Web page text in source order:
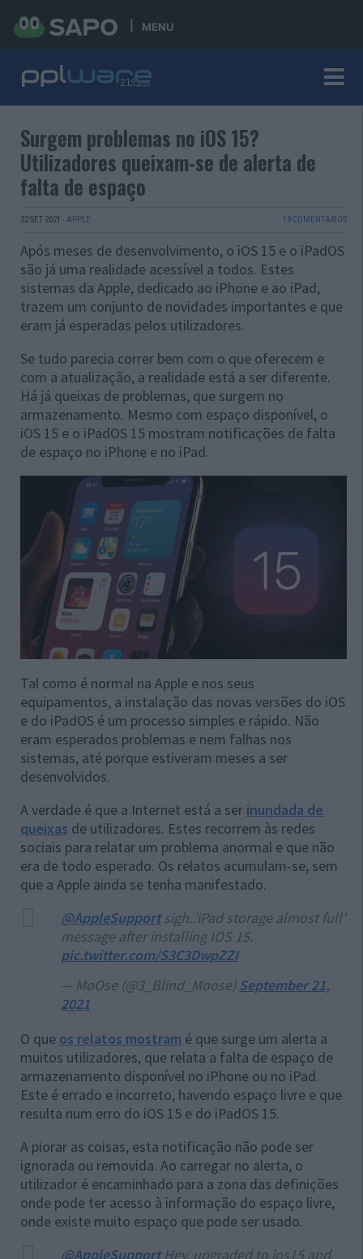
MENU
Surgem problemas no iOS 15?
Utilizadores queixam-se de alerta de
falta de espaço
22 SET 2021 · APPLE 19 COMENTÁRIOS
Após meses de desenvolvimento, o iOS 15 e o iPadOS
são já uma realidade acessível a todos. Estes
sistemas da Apple, dedicado ao iPhone e ao iPad,
trazem um conjunto de novidades importantes e que
eram já esperadas pelos utilizadores.
Se tudo parecia correr bem com o que oferecem e
com a atualização, a realidade está a ser diferente.
Há já queixas de problemas, que surgem no
armazenamento. Mesmo com espaço disponível, o
iOS 15 e o iPadOS 15 mostram notificações de falta
de espaço no iPhone e no iPad.
Tal como é normal na Apple e nos seus
equipamentos, a instalação das novas versões do iOS
e do iPadOS é um processo simples e rápido. Não
eram esperados problemas e nem falhas nos
sistemas, até porque estiveram meses a ser
desenvolvidos.
A verdade é que a Internet está a ser inundada de
queixas de utilizadores. Estes recorrem às redes
sociais para relatar um problema anormal e que não
era de todo esperado. Os relatos acumulam-se, sem
que a Apple ainda se tenha manifestado.
@AppleSupportsigh..'iPad storage almost full'
message after installing IOS 15.
pic.twitter.com/S3C3DwpZZI
— MoOse (@3_Blind_Moose) September 21,
2021
O que os relatos mostram é que surge um alerta a
muitos utilizadores, que relata a falta de espaço de
armazenamento disponível no iPhone ou no iPad.
Este é errado e incorreto, havendo espaço livre e que
resulta num erro do iOS 15 e do iPadOS 15.
A piorar as coisas, esta notificação não pode ser
ignorada ou removida. Ao carregar no alerta, o
utilizador é encaminhado para a zona das definições
onde pode ter acesso à informação do espaço livre,
onde existe muito espaço que pode ser usado.
@AppleSupportHey, upgraded to ios15 and